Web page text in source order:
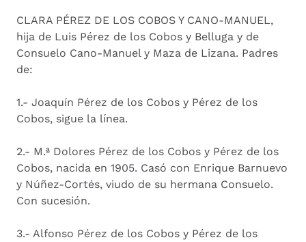
CLARA PÉREZ DE LOS COBOS Y CANO-MANUEL,
hija de Luis Pérez de los Cobos y Belluga y de
Consuelo Cano-Manuel y Maza de Lizana. Padres
de:
1.- Joaquín Pérez de los Cobos y Pérez de los
Cobos, sigue la línea.
2.- M.ª Dolores Pérez de los Cobos y Pérez de los
Cobos, nacida en 1905. Casó con Enrique Barnuevo
y Núñez-Cortés, viudo de su hermana Consuelo.
Con sucesión.
3.- Alfonso Pérez de los Cobos y Pérez de los